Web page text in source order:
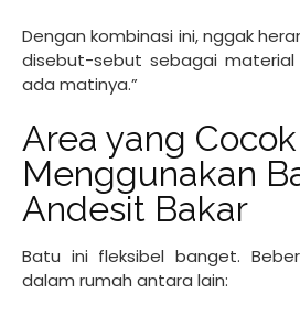
Dengan kombinasi ini, nggak
disebut-sebut sebagai material
ada matinya.”
Area yang Cocok
Menggunakan
Andesit Bakar
Batu ini fleksibel banget.
dalam rumah antara lain: